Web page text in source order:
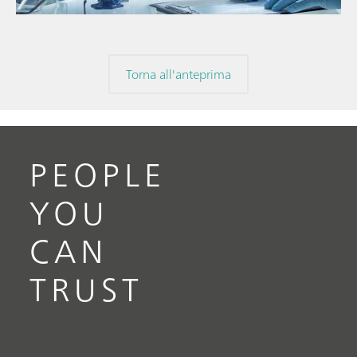
Torna all'anteprima
PEOPLE
YOU
CAN
TRUST